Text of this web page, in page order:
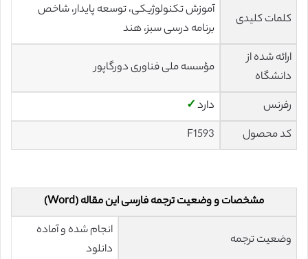
کلمات کلیدی
آموزش تکنولوژیکی، توسعه پایدار، شاخص
برنامه درسی سبز، هند
ارائه شده از
دانشگاه
مؤسسه ملی فناوری دورگاپور
رفرنس دارد✓
کد محصول
F1593
مشخصات و وضعیت ترجمه فارسی این مقاله (Word)
وضعیت ترجمه
انجام شده و آماده
دانلود